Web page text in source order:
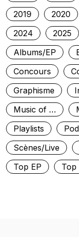
2019
2020
2024
2025
Albums/EP
Concours
Graphisme
Music of …
Playlists
Scènes/Live
Top EP
Top